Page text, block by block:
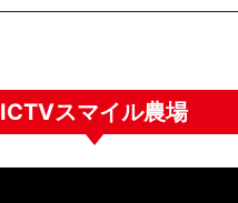
ICTVスマイル農場